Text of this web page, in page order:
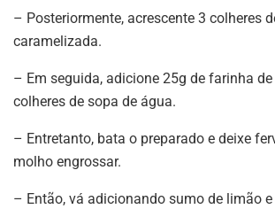
– Posteriormente, acrescente 3 colheres
caramelizada.
– Em seguida, adicione 25g de farinha
colheres de sopa de água.
– Entretanto, bata o preparado e deixe
molho engrossar.
– Então, vá adicionando sumo de limão e